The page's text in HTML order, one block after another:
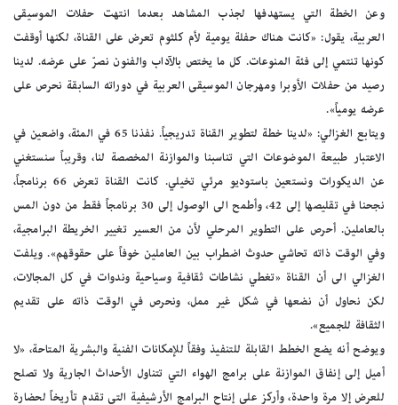
وعن الخطة التي يستهدفها لجذب المشاهد بعدما انتهت حفلات الموسيقى
العربية، يقول: «كانت هناك حفلة يومية لأم كلثوم تعرض على القناة، لكنها أوقفت
كونها تنتمي إلى فئة المنوعات. كل ما يختص بالآداب والفنون نصرّ على عرضه. لدينا
رصيد من حفلات الأوبرا ومهرجان الموسيقى العربية في دوراته السابقة نحرص على
عرضه يومياً».
ويتابع الغزالي: «لدينا خطة لتطوير القناة تدريجياً. نفذنا 65 في المئة، واضعين في
الاعتبار طبيعة الموضوعات التي تناسبنا والموازنة المخصصة لنا، وقريباً سنستغني
عن الديكورات ونستعين باستوديو مرئي تخيلي. كانت القناة تعرض 66 برنامجاً،
نجحنا في تقليصها إلى 42، وأطمح الى الوصول إلى 30 برنامجاً فقط من دون المس
بالعاملين. أحرص على التطوير المرحلي لأن من العسير تغيير الخريطة البرامجية،
وفي الوقت ذاته تحاشي حدوث اضطراب بين العاملين خوفاً على حقوقهم». ويلفت
الغزالي الى أن القناة «تغطي نشاطات ثقافية وسياحية وندوات في كل المجالات،
لكن نحاول أن نضعها في شكل غير ممل، ونحرص في الوقت ذاته على تقديم
الثقافة للجميع».
ويوضح أنه يضع الخطط القابلة للتنفيذ وفقاً للإمكانات الفنية والبشرية المتاحة، «لا
أميل إلى إنفاق الموازنة على برامج الهواء التي تتناول الأحداث الجارية ولا تصلح
للعرض إلا مرة واحدة، وأركز على إنتاح البرامج الأرشيفية التي تقدم تأريخاً لحضارة